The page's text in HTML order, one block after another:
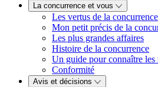
La concurrence et vous
Les vertus de la concurrence
Mon petit précis de la
Les plus grandes affaires
Histoire de la concurrence
Un guide pour connaître les
Conformité
Avis et décisions